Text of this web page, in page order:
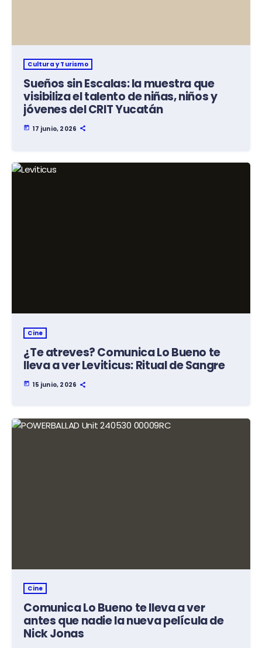
Cultura y Turismo
Sueños sin Escalas: la muestra que
visibiliza el talento de niñas, niños y
jóvenes del CRIT Yucatán
today 17 junio, 2026
Cine
¿Te atreves? Comunica Lo Bueno te
lleva a ver Leviticus: Ritual de Sangre
today 15 junio, 2026
Cine
Comunica Lo Bueno te lleva a ver
antes que nadie la nueva película de
Nick Jonas